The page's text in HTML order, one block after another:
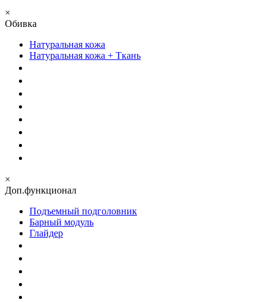
×
Обивка
Натуральная кожа
Натуральная кожа + Ткань
×
Доп.функционал
Подъемный подголовник
Барный модуль
Глайдер